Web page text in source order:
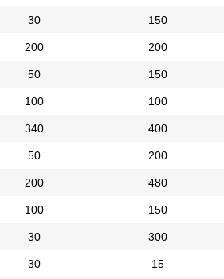
30 150
200 200
50 150
100 100
340 400
50 200
200 480
100 150
30 300
30 15